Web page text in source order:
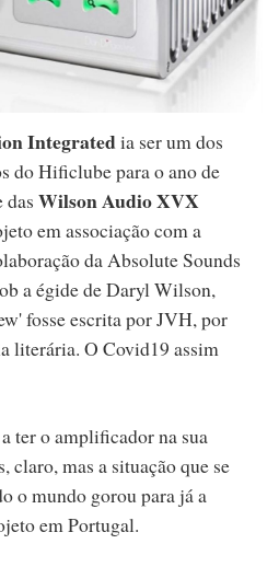
Integratedia ser um dos
do Hificlube para o ano de
das Wilson Audio XVX
em associação com a
da Absolute Sounds
a égide de Daryl Wilson,
fosse escrita por JVH, por
literária. O Covid19 assim
ter o amplificador na sua
claro, mas a situação que se
o mundo gorou para já a
em Portugal.